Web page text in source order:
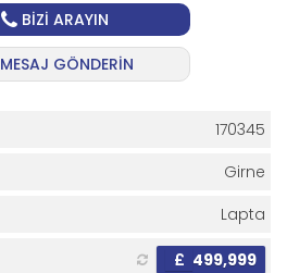
BİZİ ARAYIN
MESAJ GÖNDERİN
170345
Girne
Lapta
£ 499,999